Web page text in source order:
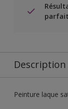
parfait
Peinture laque